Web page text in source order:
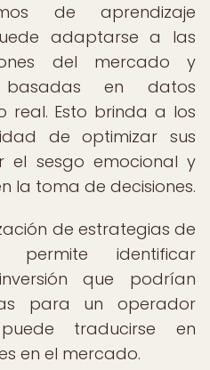
de aprendizaje
adaptarse a las
del mercado y
basadas en datos
real. Esto brinda a los
de optimizar sus
el sesgo emocional y
la toma de decisiones.
de estrategias de
identificar
que podrían
para un operador
traducirse en
en el mercado.